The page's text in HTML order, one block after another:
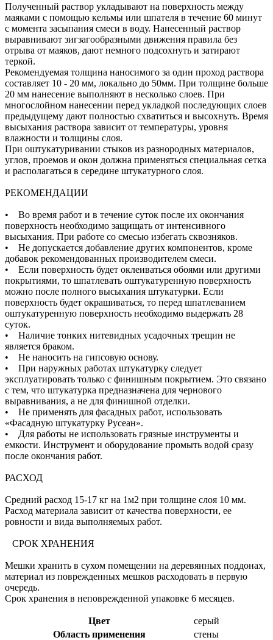
Полученный раствор укладывают на поверхность между
маяками с помощью кельмы или шпателя в течение 60 минут
с момента засыпания смеси в воду. Нанесенный раствор
выравнивают зигзагообразными движения правила без
отрыва от маяков, дают немного подсохнуть и затирают
теркой.
Рекомендуемая толщина наносимого за один проход раствора
составляет 10 - 20 мм, локально до 50мм. При толщине больше
20 мм нанесение выполняют в несколько слоев. При
многослойном нанесении перед укладкой последующих слоев
предыдущему дают полностью схватиться и высохнуть. Время
высыхания раствора зависит от температуры, уровня
влажности и толщины слоя.
При оштукатуривании стыков из разнородных материалов,
углов, проемов и окон должна применяться специальная сетка
и располагаться в середине штукатурного слоя.
РЕКОМЕНДАЦИИ
• Во время работ и в течение суток после их окончания
поверхность необходимо защищать от интенсивного
высыхания. При работе со смесью избегать сквозняков.
• Не допускается добавление других компонентов, кроме
добавок рекомендованных производителем смеси.
• Если поверхность будет оклеиваться обоями или другими
покрытиями, то шпатлевать оштукатуренную поверхность
можно после полного высыхания штукатурки. Если
поверхность будет окрашиваться, то перед шпатлеванием
оштукатуренную поверхность необходимо выдержать 28
суток.
• Наличие тонких нитевидных усадочных трещин не
является браком.
• Не наносить на гипсовую основу.
• При наружных работах штукатурку следует
эксплуатировать только с финишным покрытием. Это связано
с тем, что штукатурка предназначена для чернового
выравнивания, а не для финишной отделки.
• Не применять для фасадных работ, использовать
«Фасадную штукатурку Русеан».
• Для работы не использовать грязные инструменты и
емкости. Инструмент и оборудование промыть водой сразу
после окончания работ.
РАСХОД
Средний расход 15-17 кг на 1м2 при толщине слоя 10 мм.
Расход материала зависит от качества поверхности, ее
ровности и вида выполняемых работ.
СРОК ХРАНЕНИЯ
Мешки хранить в сухом помещении на деревянных поддонах,
материал из поврежденных мешков расходовать в первую
очередь.
Срок хранения в неповрежденной упаковке 6 месяцев.
Цвет
серый
Область применения
стены